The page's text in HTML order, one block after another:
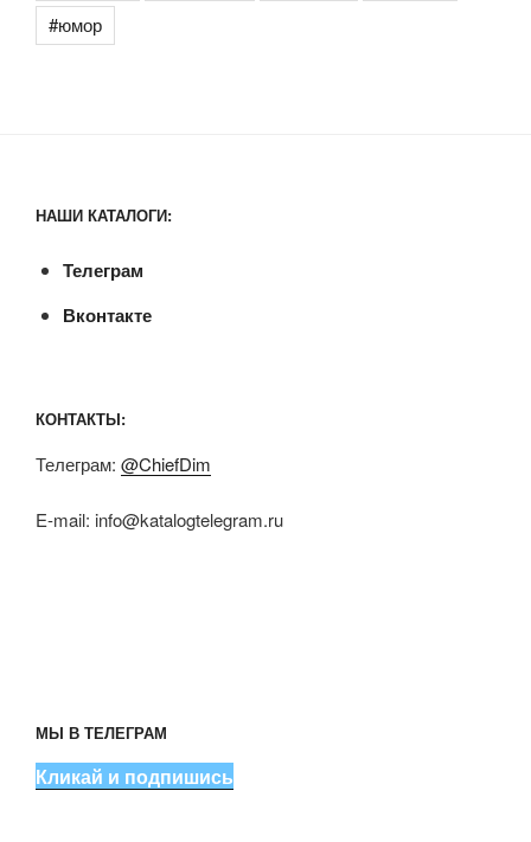
#юмор
НАШИ КАТАЛОГИ:
Телеграм
Вконтакте
КОНТАКТЫ:
Телеграм: @ChiefDim
E-mail: info@katalogtelegram.ru
МЫ В ТЕЛЕГРАМ
Кликай и подпишись